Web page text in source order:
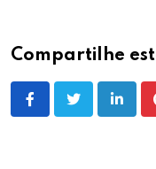
Compartilhe